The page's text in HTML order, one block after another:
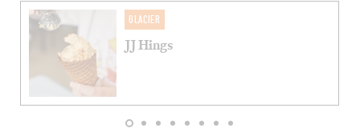
GLACIER
JJ Hings